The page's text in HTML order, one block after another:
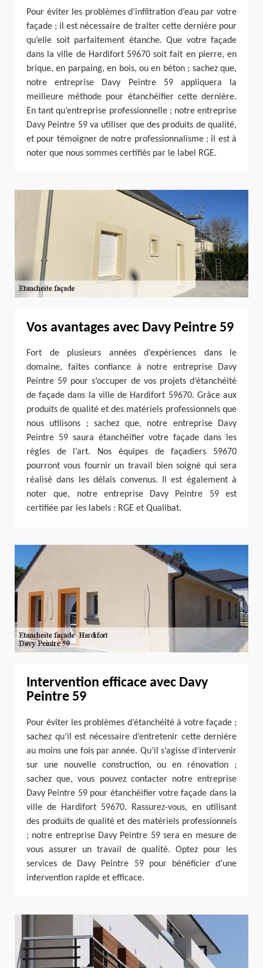
Pour éviter les problèmes d’infiltration d’eau par votre
façade ; il est nécessaire de traiter cette dernière pour
qu’elle soit parfaitement étanche. Que votre façade
dans la ville de Hardifort 59670 soit fait en pierre, en
brique, en parpaing, en bois, ou en béton ; sachez que,
notre entreprise Davy Peintre 59 appliquera la
meilleure méthode pour étanchéifier cette dernière.
En tant qu’entreprise professionnelle ; notre entreprise
Davy Peintre 59 va utiliser que des produits de qualité,
et pour témoigner de notre professionnalisme ; il est à
noter que nous sommes certifiés par le label RGE.
Vos avantages avec Davy Peintre 59
Fort de plusieurs années d’expériences dans le
domaine, faites confiance à notre entreprise Davy
Peintre 59 pour s’occuper de vos projets d’étanchéité
de façade dans la ville de Hardifort 59670. Grâce aux
produits de qualité et des matériels professionnels que
nous utilisons ; sachez que, notre entreprise Davy
Peintre 59 saura étanchéifier votre façade dans les
règles de l’art. Nos équipes de façadiers 59670
pourront vous fournir un travail bien soigné qui sera
réalisé dans les délais convenus. Il est également à
noter que, notre entreprise Davy Peintre 59 est
certifiée par les labels : RGE et Qualibat.
Intervention efficace avec Davy
Peintre 59
Pour éviter les problèmes d’étanchéité à votre façade ;
sachez qu’il est nécessaire d’entretenir cette dernière
au moins une fois par année. Qu’il s’agisse d’intervenir
sur une nouvelle construction, ou en rénovation ;
sachez que, vous pouvez contacter notre entreprise
Davy Peintre 59 pour étanchéifier votre façade dans la
ville de Hardifort 59670. Rassurez-vous, en utilisant
des produits de qualité et des matériels professionnels
; notre entreprise Davy Peintre 59 sera en mesure de
vous assurer un travail de qualité. Optez pour les
services de Davy Peintre 59 pour bénéficier d’une
intervention rapide et efficace.